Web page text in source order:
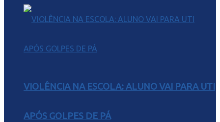
VIOLÊNCIA NA ESCOLA: ALUNO VAI PARA UTI
APÓS GOLPES DE PÁ